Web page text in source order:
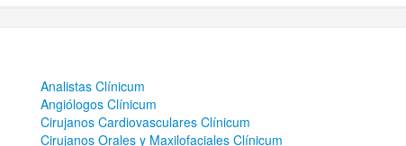
Analistas Clínicum
Angiólogos Clínicum
Cirujanos Cardiovasculares Clínicum
Cirujanos Orales y Maxilofaciales Clínicum